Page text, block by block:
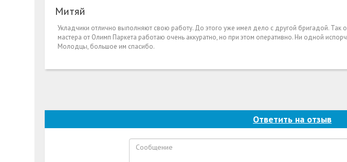
Митяй
Укладчики отлично выполняют свою работу. До этого уже имел дело с другой бригадой. Так
мастера от Олимп Паркета работаю очень аккуратно, но при этом оперативно. Ни одной
Молодцы, большое им спасибо.
Ответить на отзыв